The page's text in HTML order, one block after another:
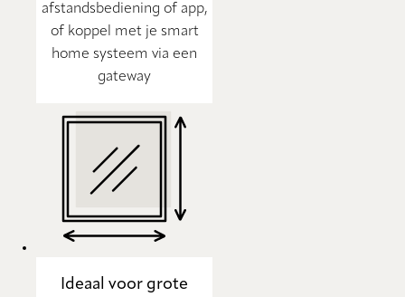
afstandsbediening of app,
of koppel met je smart
home systeem via een
gateway
Ideaal voor grote